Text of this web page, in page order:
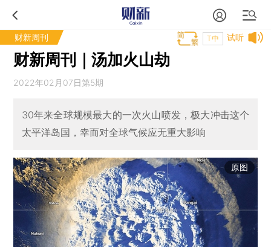
财新周刊 试听
T中
财新周刊｜汤加火山劫
2022年02月07日第5期
30年来全球规模最大的一次火山喷发，极大冲击这个
太平洋岛国，幸而对全球气候应无重大影响
原图